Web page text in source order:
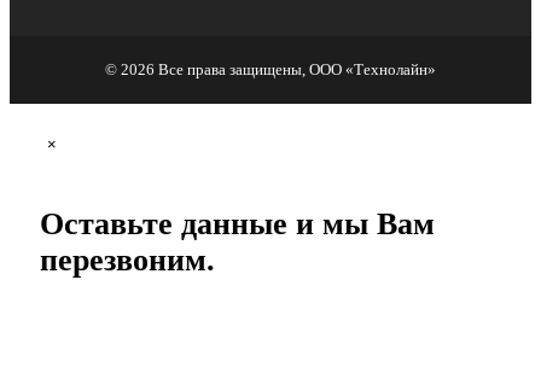
© 2026 Все права защищены, ООО «Технолайн»
×
Оставьте данные и мы Вам
перезвоним.